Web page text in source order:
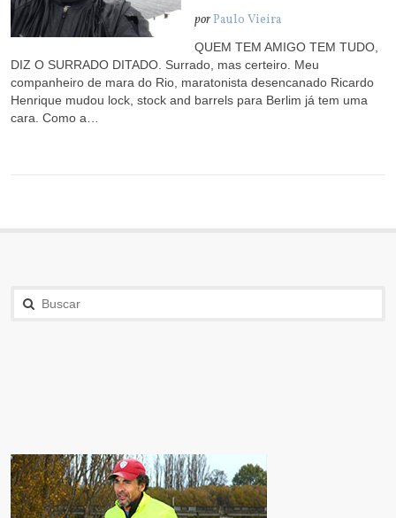
porPaulo Vieira
QUEM TEM AMIGO TEM TUDO,
DIZ O SURRADO DITADO. Surrado, mas certeiro. Meu
companheiro de mara do Rio, maratonista desencanado Ricardo
Henrique mudou lock, stock and barrels para Berlim já tem uma
cara. Como a…